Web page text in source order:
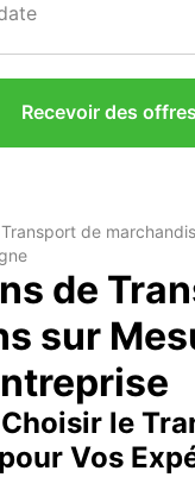
Recevoir des offres
Transport de
de
sur
le
Vos